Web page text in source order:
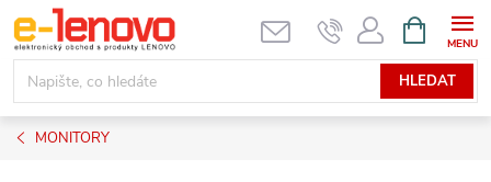
Přejít
na
obsah
HLEDAT
NÁKUPNÍ
KOŠÍK
MONITORY